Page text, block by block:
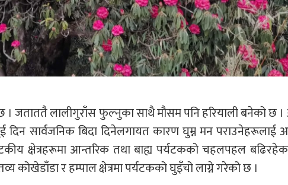
जताततै लालीगुराँस फुल्नुका साथै मौसम पनि हरियाली बनेको छ
दिन सार्वजनिक बिदा दिनेलगायत कारण घुम्न मन
क्षेत्रहरूमा आन्तरिक तथा बाह्य पर्यटकको चहलपहल
कोखेडाँडा र हम्पाल क्षेत्रमा पर्यटकको घुइँचो लाग्ने गरेको छ ।